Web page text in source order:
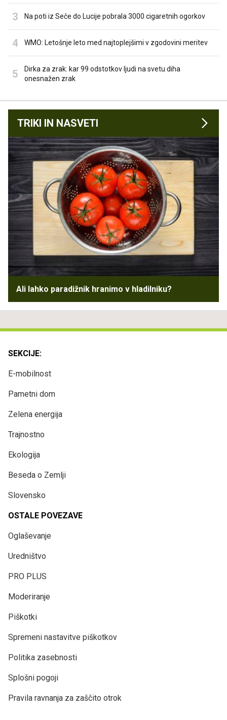
Na poti iz Seče do Lucije pobrala 3000 cigaretnih ogorkov
WMO: Letošnje leto med najtoplejšimi v zgodovini meritev
Dirka za zrak: kar 99 odstotkov ljudi na svetu diha
onesnažen zrak
TRIKI IN NASVETI
Ali lahko paradižnik hranimo v hladilniku?
SEKCIJE:
E-mobilnost
Pametni dom
Zelena energija
Trajnostno
Ekologija
Beseda o Zemlji
Slovensko
OSTALE POVEZAVE
Oglaševanje
Uredništvo
PRO PLUS
Moderiranje
Piškotki
Spremeni nastavitve piškotkov
Politika zasebnosti
Splošni pogoji
Pravila ravnanja za zaščito otrok